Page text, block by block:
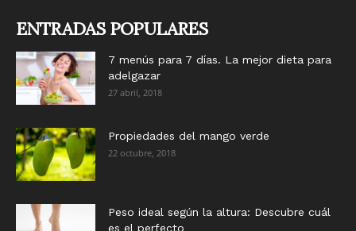
ENTRADAS POPULARES
7 menús para 7 días. La mejor dieta para
adelgazar
27 abril, 2018
Propiedades del mango verde
22 octubre, 2018
Peso ideal según la altura: Descubre cuál
es el perfecto